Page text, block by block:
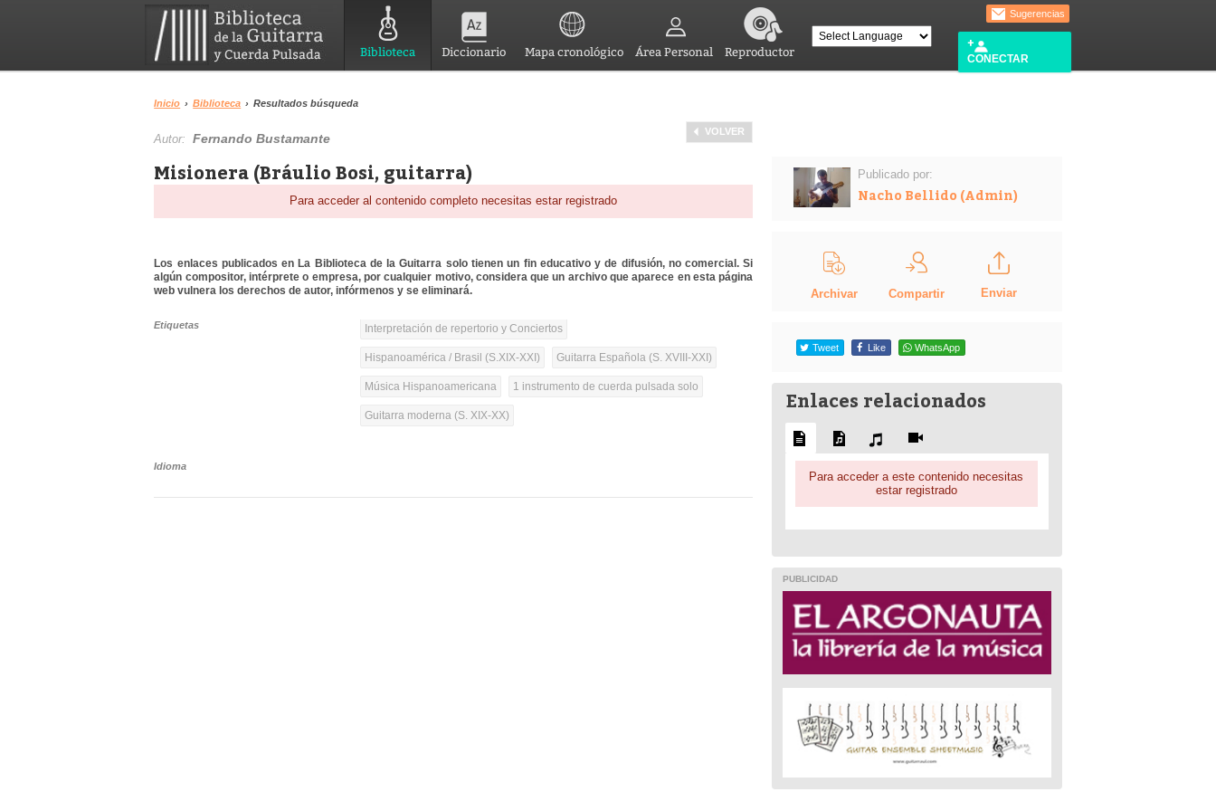
Biblioteca Diccionario Mapa cronológico Área Personal Reproductor
Sugerencias
CONECTAR
Inicio › Biblioteca › Resultados búsqueda
VOLVER
Autor:Fernando Bustamante
Misionera (Bráulio Bosi, guitarra)
Para acceder al contenido completo necesitas estar registrado
Los enlaces publicados en La Biblioteca de la Guitarra solo tienen un fin educativo y de difusión, no comercial. Si
algún compositor, intérprete o empresa, por cualquier motivo, considera que un archivo que aparece en esta página
web vulnera los derechos de autor, infórmenos y se eliminará.
Etiquetas Interpretación de repertorio y Conciertos
Hispanoamérica / Brasil (S.XIX-XXI) Guitarra Española (S. XVIII-XXI)
Música Hispanoamericana 1 instrumento de cuerda pulsada solo
Guitarra moderna (S. XIX-XX)
Idioma
Publicado por:
Nacho Bellido (Admin)
Archivar Compartir Enviar
Tweet Like WhatsApp
Enlaces relacionados
Para acceder a este contenido necesitas
estar registrado
PUBLICIDAD